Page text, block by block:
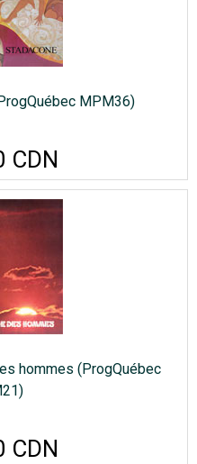
MPM36)
CDN
hommes (ProgQuébec
CDN